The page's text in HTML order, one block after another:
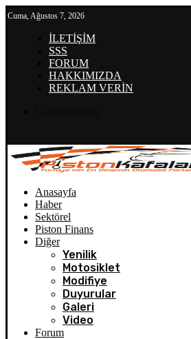
Cuma, Ağustos 7, 2026
İLETİŞİM
SSS
FORUM
HAKKIMIZDA
REKLAM VERİN
Anasayfa
Haber
Sektörel
Piston Finans
Diğer
Yenilik
Motosiklet
Modifiye
Duyurular
Galeri
Video
Forum